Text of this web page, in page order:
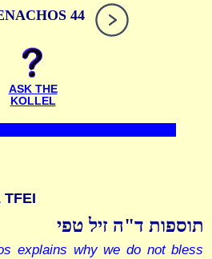
44
ASK THE
KOLLEL
TFEI
תוספות ד"ה זיל טפי
explains why we do not bless